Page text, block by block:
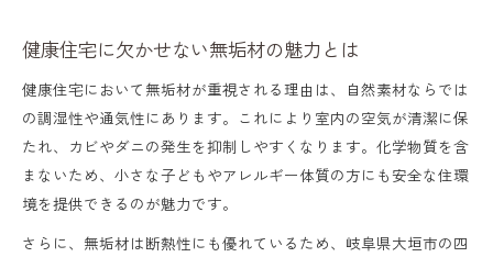
伊藤商店家具で味わう無垢材の温もり体験
毎日気持ちいい無垢材フローリングの魅力
山本産業大野町の無垢材で作る心地よい空
無垢材家具が生み出す自然なリラックス効
果
健康住宅に欠かせない無垢材の魅力とは
健康住宅において無垢材が重視される理由は、自然素材ならでは
の調湿性や通気性にあります。これにより室内の空気が清潔に保
たれ、カビやダニの発生を抑制しやすくなります。化学物質を含
まないため、小さな子どもやアレルギー体質の方にも安全な住環
境を提供できるのが魅力です。
さらに、無垢材は断熱性にも優れているため、岐阜県大垣市の四